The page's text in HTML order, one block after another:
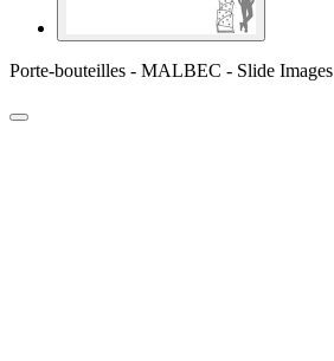
Porte-bouteilles - MALBEC - Slide Images